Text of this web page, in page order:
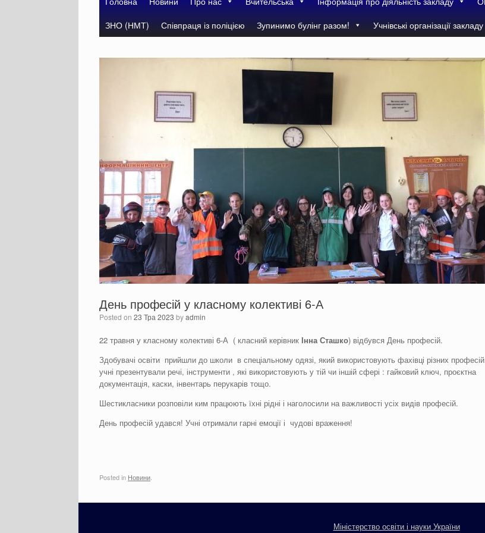
ЗНО (НМТ)
Співпраця із поліцією Зупинимо булінг разом! Учнівські організації закладу
День професій у класному колективі 6-А
Posted on 23 Тра 2023 byadmin
22 травня у класному колективі 6-А ( класний керівник Інна Сташко) відбувся День професій.
Здобувачі освіти прийшли до школи в спеціальному одязі, який використовують фахівці різних
учні презентували речі, інструменти , які використовують у тій чи іншій сфері : гайковий ключ, проєктна
документація, каски, інвентарь перукарів тощо.
Шестикласники розповіли ким працюють їхні рідні і наголосили на важливості усіх видів професій.
День професій удався! Учні отримали гарні емоції і чудові враження!
Posted in Новини
Міністерство освіти і науки України